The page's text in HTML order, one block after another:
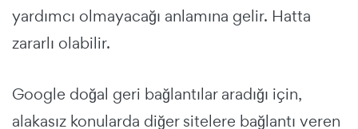
yardımcı olmayacağı anlamına gelir. Hatta
zararlı olabilir.
Google doğal geri bağlantılar aradığı için,
alakasız konularda diğer sitelere bağlantı veren